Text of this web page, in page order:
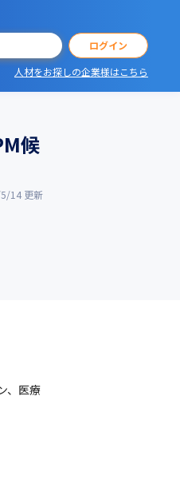
ログイン
人材をお探しの企業様はこちら
候
14 更新
、医療